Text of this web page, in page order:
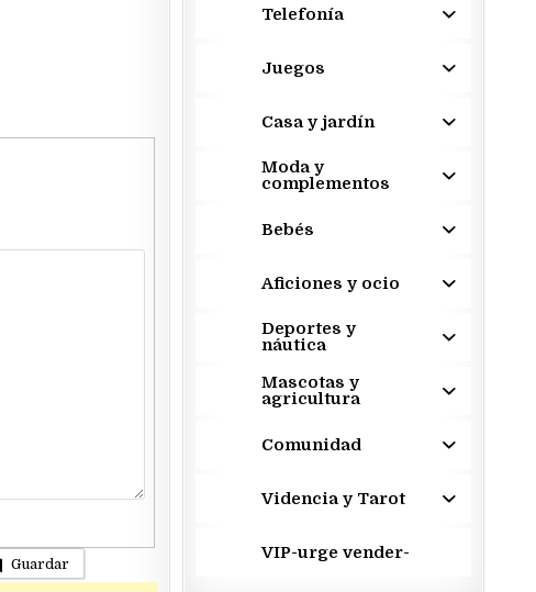
Guardar
Telefonía
Juegos
Casa y jardín
Moda y
complementos
Bebés
Aficiones y ocio
Deportes y
náutica
Mascotas y
agricultura
Comunidad
Videncia y Tarot
VIP-urge vender-